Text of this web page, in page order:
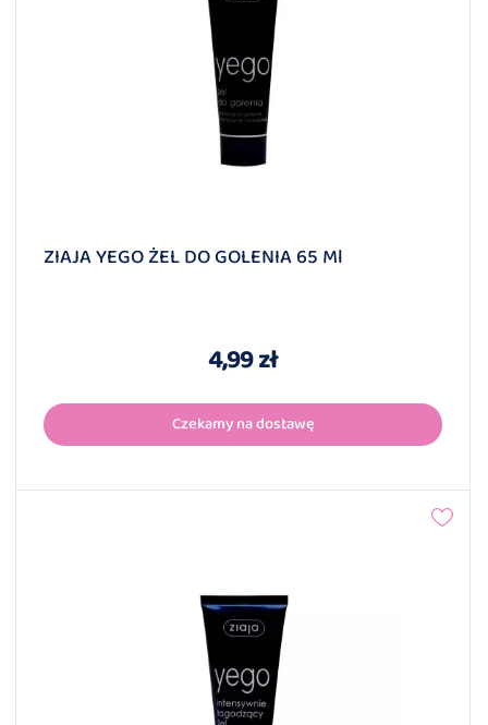
ZIAJA YEGO ŻEL DO GOLENIA 65 Ml
4,99 zł
Czekamy na dostawę